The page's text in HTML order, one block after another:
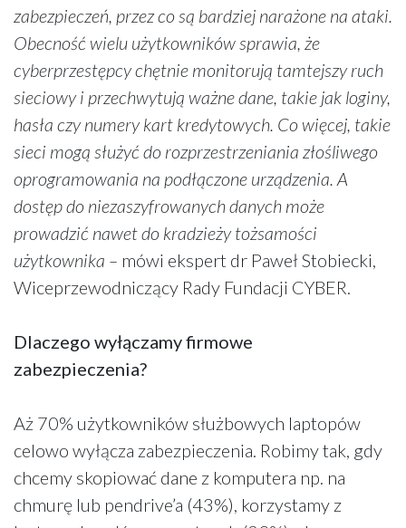
zabezpieczeń, przez co są bardziej narażone na ataki.
Obecność wielu użytkowników sprawia, że
cyberprzestępcy chętnie monitorują tamtejszy ruch
sieciowy i przechwytują ważne dane, takie jak loginy,
hasła czy numery kart kredytowych. Co więcej, takie
sieci mogą służyć do rozprzestrzeniania złośliwego
oprogramowania na podłączone urządzenia. A
dostęp do niezaszyfrowanych danych może
prowadzić nawet do kradzieży tożsamości
użytkownika – mówi ekspert dr Paweł Stobiecki,
Wiceprzewodniczący Rady Fundacji CYBER.
Dlaczego wyłączamy firmowe
zabezpieczenia?
Aż 70% użytkowników służbowych laptopów
celowo wyłącza zabezpieczenia. Robimy tak, gdy
chcemy skopiować dane z komputera np. na
chmurę lub pendrive’a (43%), korzystamy z